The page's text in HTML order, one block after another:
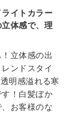
イトカラー
体感で、理
立体感の出
ンドスタイ
明感溢れる寒
！白髪ぼか
お客様のな